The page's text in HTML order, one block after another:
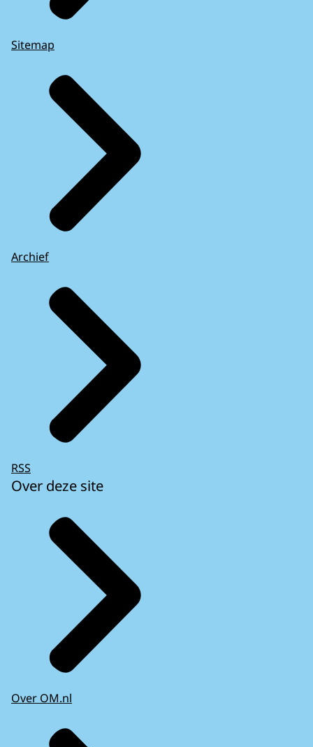
Sitemap
Archief
RSS
Over deze site
Over OM.nl